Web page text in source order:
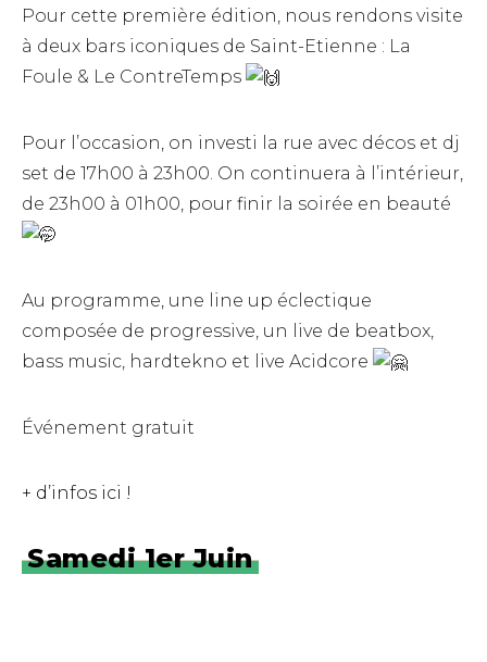
Pour cette première édition, nous rendons visite
à deux bars iconiques de Saint-Etienne : La
Foule & Le ContreTemps
Pour l’occasion, on investi la rue avec décos et dj
set de 17h00 à 23h00. On continuera à l’intérieur,
de 23h00 à 01h00, pour finir la soirée en beauté
Au programme, une line up éclectique
composée de progressive, un live de beatbox,
bass music, hardtekno et live Acidcore
Événement gratuit
+ d’infos ici !
Samedi 1er Juin